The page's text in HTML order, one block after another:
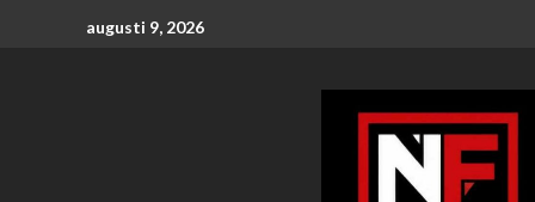
augusti 9, 2026